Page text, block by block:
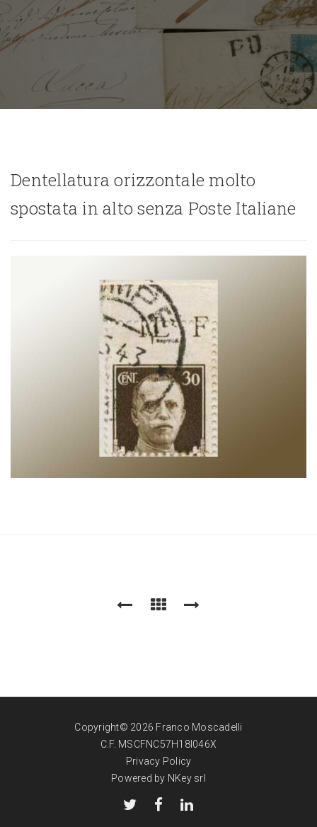
Dentellatura orizzontale molto
spostata in alto senza Poste Italiane
Copyright© 2026 Franco Moscadelli
C.F. MSCFNC57H18I046X
Privacy Policy
Powered by NKey srl